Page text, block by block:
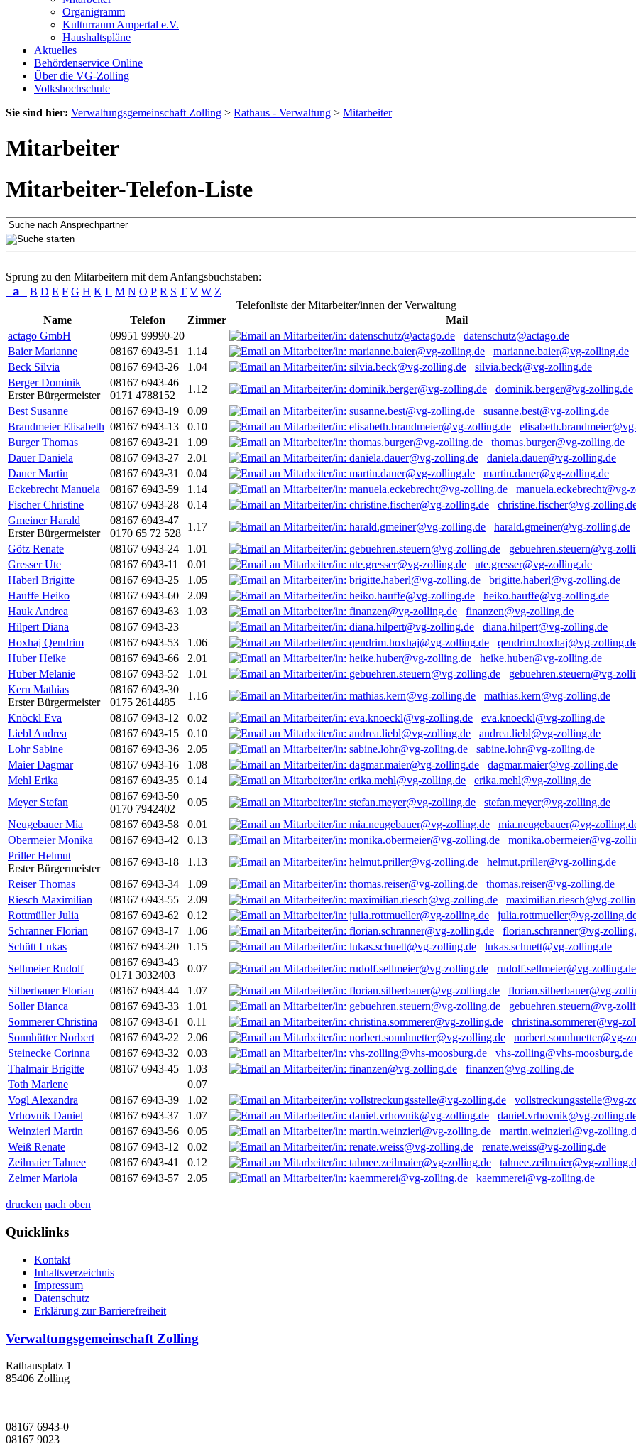
Organigramm
Kulturraum Ampertal e.V.
Haushaltspläne
Aktuelles
Behördenservice Online
Über die VG-Zolling
Volkshochschule
Sie sind hier: Verwaltungsgemeinschaft Zolling > Rathaus - Verwaltung > Mitarbeiter
Mitarbeiter
Mitarbeiter-Telefon-Liste
Sprung zu den Mitarbeitern mit dem Anfangsbuchstaben:
a B D E F G H K L M N O P R S T V W Z
Telefonliste der Mitarbeiter/innen der Verwaltung
Name
Telefon Zimmer
Mail
actago GmbH
09951 99990-20
datenschutz@actago.de
Baier Marianne
08167 6943-51 1.14
marianne.baier@vg-zolling.de
Beck Silvia
08167 6943-26 1.04
silvia.beck@vg-zolling.de
Berger Dominik
Erster Bürgermeister
08167 6943-46
0171 4788152
1.12
dominik.berger@vg-zolling.de
Best Susanne
08167 6943-19 0.09
susanne.best@vg-zolling.de
Brandmeier Elisabeth 08167 6943-13 0.10
Burger Thomas
08167 6943-21 1.09
thomas.burger@vg-zolling.de
Dauer Daniela
08167 6943-27 2.01
daniela.dauer@vg-zolling.de
Dauer Martin
08167 6943-31 0.04
martin.dauer@vg-zolling.de
Eckebrecht Manuela
08167 6943-59 1.14
manuela.eckebrecht@vg-
Fischer Christine
08167 6943-28 0.14
christine.fischer@vg-
Gmeiner Harald
Erster Bürgermeister
08167 6943-47
0170 65 72 528
1.17
harald.gmeiner@vg-zolling.de
Götz Renate
08167 6943-24 1.01
gebuehren.steuern@vg-
Gresser Ute
08167 6943-11 0.01
ute.gresser@vg-zolling.de
Haberl Brigitte
08167 6943-25 1.05
brigitte.haberl@vg-zolling.de
Hauffe Heiko
08167 6943-60 2.09
heiko.hauffe@vg-zolling.de
Hauk Andrea
08167 6943-63 1.03
finanzen@vg-zolling.de
Hilpert Diana
08167 6943-23
diana.hilpert@vg-zolling.de
Hoxhaj Qendrim
08167 6943-53 1.06
qendrim.hoxhaj@vg-
Huber Heike
08167 6943-66 2.01
heike.huber@vg-zolling.de
Huber Melanie
08167 6943-52 1.01
gebuehren.steuern@vg-
Kern Mathias
Erster Bürgermeister
08167 6943-30
0175 2614485
1.16
mathias.kern@vg-zolling.de
Knöckl Eva
08167 6943-12 0.02
eva.knoeckl@vg-zolling.de
Liebl Andrea
08167 6943-15 0.10
andrea.liebl@vg-zolling.de
Lohr Sabine
08167 6943-36 2.05
sabine.lohr@vg-zolling.de
Maier Dagmar
08167 6943-16 1.08
dagmar.maier@vg-zolling.de
Mehl Erika
08167 6943-35 0.14
erika.mehl@vg-zolling.de
Meyer Stefan
08167 6943-50
0170 7942402
0.05
stefan.meyer@vg-zolling.de
Neugebauer Mia
08167 6943-58 0.01
mia.neugebauer@vg-
Obermeier Monika
08167 6943-42 0.13
monika.obermeier@vg-
Priller Helmut
Erster Bürgermeister
08167 6943-18 1.13
helmut.priller@vg-zolling.de
Reiser Thomas
08167 6943-34 1.09
thomas.reiser@vg-zolling.de
Riesch Maximilian
08167 6943-55 2.09
maximilian.riesch@vg-
Rottmüller Julia
08167 6943-62 0.12
julia.rottmueller@vg-
Schranner Florian
08167 6943-17 1.06
florian.schranner@vg-
Schütt Lukas
08167 6943-20 1.15
lukas.schuett@vg-zolling.de
Sellmeier Rudolf
08167 6943-43
0171 3032403
0.07
rudolf.sellmeier@vg-zolling.de
Silberbauer Florian
08167 6943-44 1.07
florian.silberbauer@vg-
Soller Bianca
08167 6943-33 1.01
gebuehren.steuern@vg-
Sommerer Christina
08167 6943-61 0.11
christina.sommerer@vg-
Sonnhütter Norbert
08167 6943-22 2.06
norbert.sonnhuetter@vg-
Steinecke Corinna
08167 6943-32 0.03
vhs-zolling@vhs-moosburg.de
Thalmair Brigitte
08167 6943-45 1.03
finanzen@vg-zolling.de
Toth Marlene
0.07
Vogl Alexandra
08167 6943-39 1.02
vollstreckungsstelle@vg-
Vrhovnik Daniel
08167 6943-37 1.07
daniel.vrhovnik@vg-
Weinzierl Martin
08167 6943-56 0.05
martin.weinzierl@vg-
Weiß Renate
08167 6943-12 0.02
renate.weiss@vg-zolling.de
Zeilmaier Tahnee
08167 6943-41 0.12
tahnee.zeilmaier@vg-
Zelmer Mariola
08167 6943-57 2.05 kaemmerei@vg-zolling.de
drucken nach oben
Quicklinks
Kontakt
Inhaltsverzeichnis
Impressum
Datenschutz
Erklärung zur Barrierefreiheit
Verwaltungsgemeinschaft Zolling
Rathausplatz 1
85406 Zolling
08167 6943-0
08167 9023